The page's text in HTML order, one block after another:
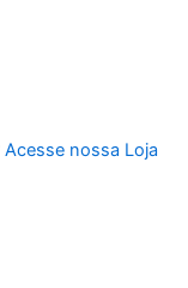
Acesse nossa Loja